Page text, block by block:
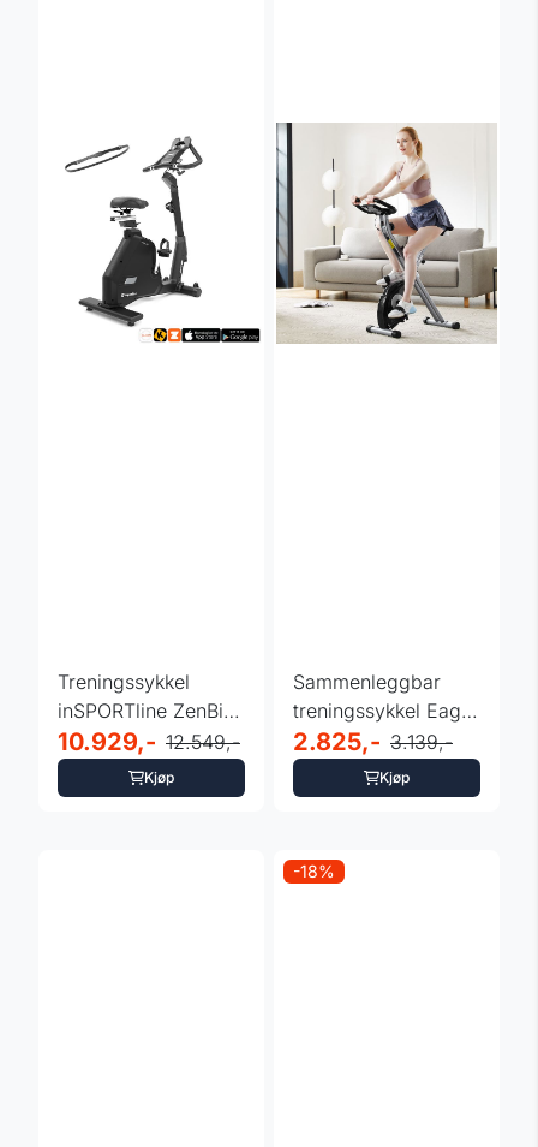
Treningssykkel
inSPORTline ZenBike
300 - pulsbelte
10.929,- 12.549,-
Kjøp
Sammenleggbar
treningssykkel Eagle
2
2.825,- 3.139,-
Kjøp
-18%